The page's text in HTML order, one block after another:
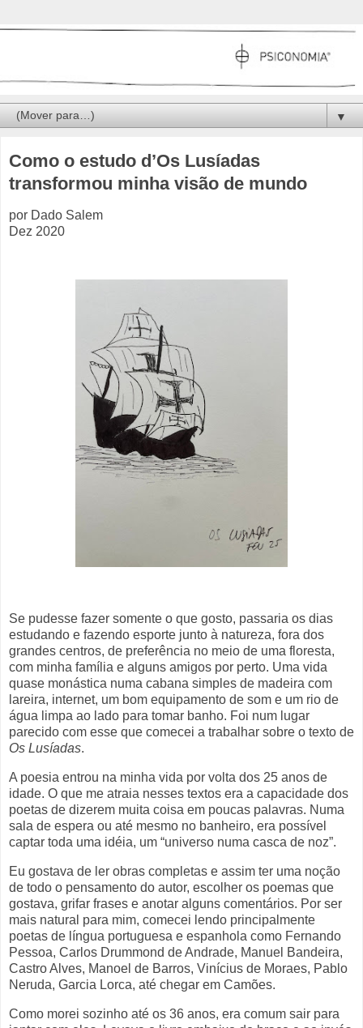
▼
Como o estudo d’Os Lusíadas
transformou minha visão de mundo
por Dado Salem
Dez 2020
Se pudesse fazer somente o que gosto, passaria os dias
estudando e fazendo esporte junto à natureza, fora dos
grandes centros, de preferência no meio de uma floresta,
com minha família e alguns amigos por perto. Uma vida
quase monástica numa cabana simples de madeira com
lareira, internet, um bom equipamento de som e um rio de
água limpa ao lado para tomar banho. Foi num lugar
parecido com esse que comecei a trabalhar sobre o texto de
Os Lusíadas.
A poesia entrou na minha vida por volta dos 25 anos de
idade. O que me atraia nesses textos era a capacidade dos
poetas de dizerem muita coisa em poucas palavras. Numa
sala de espera ou até mesmo no banheiro, era possível
captar toda uma idéia, um “universo numa casca de noz”.
Eu gostava de ler obras completas e assim ter uma noção
de todo o pensamento do autor, escolher os poemas que
gostava, grifar frases e anotar alguns comentários. Por ser
mais natural para mim, comecei lendo principalmente
poetas de língua portuguesa e espanhola como Fernando
Pessoa, Carlos Drummond de Andrade, Manuel Bandeira,
Castro Alves, Manoel de Barros, Vinícius de Moraes, Pablo
Neruda, Garcia Lorca, até chegar em Camões.
Como morei sozinho até os 36 anos, era comum sair para